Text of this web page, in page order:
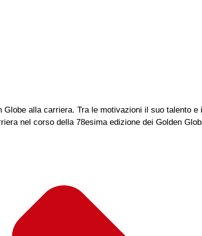
alla carriera. Tra le motivazioni il suo talento
nel corso della 78esima edizione dei Golden